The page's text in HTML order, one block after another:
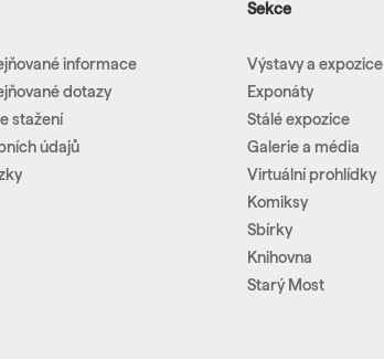
informace
dotazy
stažení
údajů
Sekce
Výstavy a expozice
Exponáty
Stálé expozice
Galerie a média
Virtuální prohlídky
Komiksy
Sbírky
Knihovna
Starý Most